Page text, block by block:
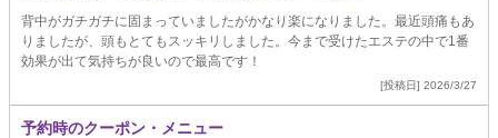
背中がガチガチに固まっていましたがかなり楽になりました。最近頭痛もあ
りましたが、頭もとてもスッキリしました。今まで受けたエステの中で1番
効果が出て気持ちが良いので最高です！
[投稿日] 2026/3/27
予約時のクーポン・メニュー